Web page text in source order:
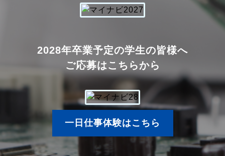
2028年卒業予定の学生の皆様へ
ご応募はこちらから
一日仕事体験はこちら